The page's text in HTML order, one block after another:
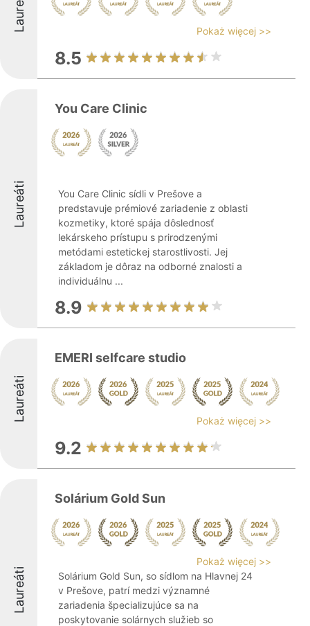
Pokaż więcej >>
8.5
Laureáti
You Care Clinic
You Care Clinic sídli v Prešove a
predstavuje prémiové zariadenie z oblasti
kozmetiky, ktoré spája dôslednosť
lekárskeho prístupu s prirodzenými
metódami estetickej starostlivosti. Jej
základom je dôraz na odborné znalosti a
individuálnu ...
8.9
Laureáti
EMERI selfcare studio
Pokaż więcej >>
9.2
Laureáti
Solárium Gold Sun
Pokaż więcej >>
Solárium Gold Sun, so sídlom na Hlavnej 24
v Prešove, patrí medzi významné
zariadenia špecializujúce sa na
poskytovanie solárnych služieb so